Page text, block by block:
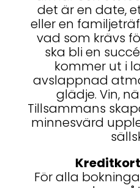
det är en date,
eller en
vad som krävs
ska bli en
kommer ut i
avslappnad
glädje. Vin,
Tillsammans
minnesvärd
För alla